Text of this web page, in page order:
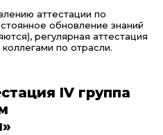
аттестации по
обновление знаний
регулярная аттестация
коллегами по отрасли.
IV группа